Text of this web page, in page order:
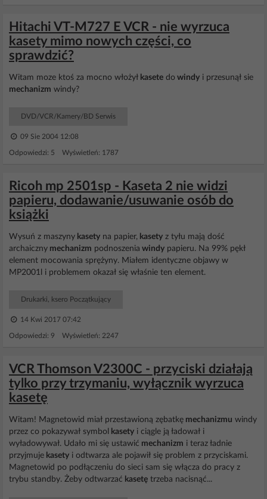
Hitachi VT-M727 E VCR - nie wyrzuca
kasety mimo nowych części, co
sprawdzić?
Witam moze ktoś za mocno włożył kasete do windy i przesunął sie
mechanizm windy?
DVD/VCR/Kamery/BD Serwis
09 Sie 2004 12:08
Odpowiedzi: 5 Wyświetleń: 1787
Ricoh mp 2501sp - Kaseta 2 nie widzi
papieru, dodawanie/usuwanie osób do
książki
Wysuń z maszyny kasety na papier, kasety z tyłu mają dość
archaiczny mechanizm podnoszenia windy papieru. Na 99% pękł
element mocowania sprężyny. Miałem identyczne objawy w
MP2001l i problemem okazał się właśnie ten element.
Drukarki, ksero Początkujący
14 Kwi 2017 07:42
Odpowiedzi: 9 Wyświetleń: 2247
VCR Thomson V2300C - przyciski działają
tylko przy trzymaniu, wyłącznik wyrzuca
kasetę
Witam! Magnetowid miał przestawioną zębatkę mechanizmu windy
przez co pokazywał symbol kasety i ciągle ją ładował i
wyładowywał. Udało mi się ustawić mechanizm i teraz ładnie
przyjmuje kasety i odtwarza ale pojawił się problem z przyciskami.
Magnetowid po podłączeniu do sieci sam się włącza do pracy z
trybu standby. Żeby odtwarzać kasetę trzeba nacisnąć...